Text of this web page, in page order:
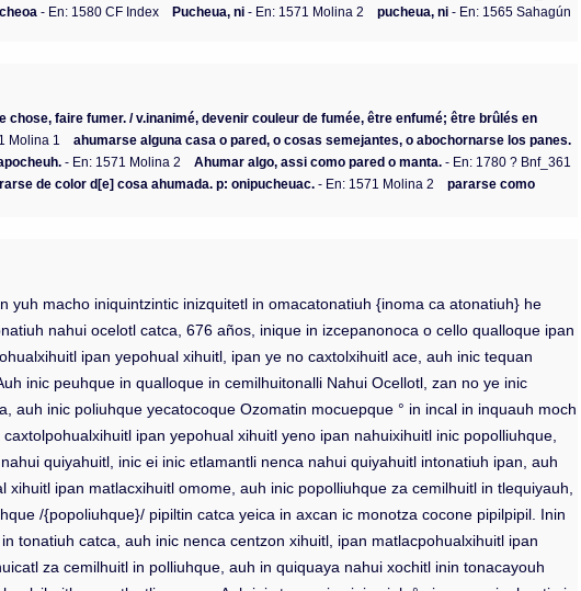
- En: 1580 CF Index Pucheua, ni - En: 1571 Molina 2 pucheua, ni - En: 1565 Sahagún
chose, faire fumer. / v.inanimé, devenir couleur de fumée, être enfumé; être brûlés en
Molina 1
ahumarse alguna casa o pared, o cosas semejantes, o abochornarse los panes.
- En: 1571 Molina 2 Ahumar algo, assi como pared o manta. - En: 1780 ? Bnf_361
de color d[e] cosa ahumada. p: onipucheuac. - En: 1571 Molina 2
pararse como
macho iniquintzintic inizquitetl in omacatonatiuh {inoma ca atonatiuh} he
nahui ocelotl catca, 676 años, inique in izcepanonoca o cello qualloque ipan
ipan yepohual xihuitl, ipan ye no caxtolxihuitl ace, auh inic tequan
inic peuhque in qualloque in cemilhuitonalli Nahui Ocellotl, zan no ye inic
inic poliuhque yecatocoque Ozomatin mocuepque ° in incal in inquauh moch
ipan yepohual xihuitl yeno ipan nahuixihuitl inic popolliuhque,
quiyahuitl, inic ei inic etlamantli nenca nahui quiyahuitl intonatiuh ipan, auh
ipan matlacxihuitl omome, auh inic popolliuhque za cemilhuitl in tlequiyauh,
/{popoliuhque}/ pipiltin catca yeica in axcan ic monotza cocone pipilpipil. Inin
tonatiuh catca, auh inic nenca centzon xihuitl, ipan matlacpohualxihuitl ipan
za cemilhuitl in polliuhque, auh in quiquaya nahui xochitl inin tonacayouh